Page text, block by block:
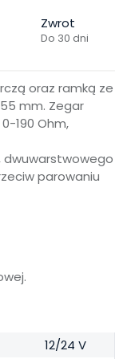
Zwrot
Do 30 dni
oraz ramką ze
mm. Zegar
190 Ohm,
dwuwarstwowego
parowaniu
12/24 V